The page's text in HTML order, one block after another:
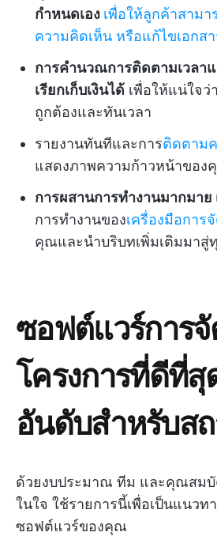
กำหนดเอง เพื่อให้ลูกค้าสามา
ความคิดเห็น หรือแก้ไขเอกส
การคำนวณการติดตามเวลา
เรียกเก็บเงินได้ เพื่อให้แน่ใจ
ถูกต้องและทันเวลา
รายงานทันทีและการติดตามค
แสดงภาพความก้าวหน้าของ
การผสานการทำงานมากมาย
การทำงานของเครื่องมือการ
คุณและนำบริบทเพิ่มเติมมาสู่
ซอฟต์แวร์การ
โครงการที่ดีที่สุ
อันดับสำหรับส
ด้วยงบประมาณ ทีม และคุณสม
ในใจ ใช้รายการนี้เพื่อเป็นแนวท
ซอฟต์แวร์ของคุณ